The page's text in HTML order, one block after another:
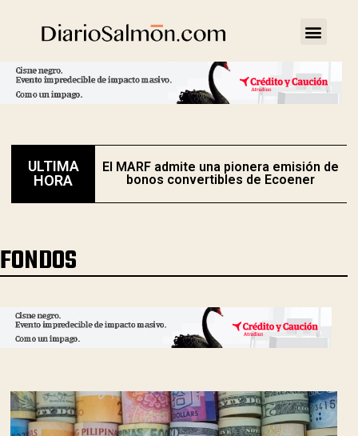
ULTIMA
HORA
El MARF admite una pionera emisión de
bonos convertibles de Ecoener
FONDOS